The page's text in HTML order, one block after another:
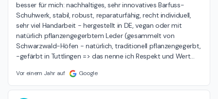
besser für mich: nachhaltiges, sehr innovatives Barfuss-
Schuhwerk, stabil, robust, reparaturfähig, recht individuell,
sehr viel Handarbeit - hergestellt in DE, vegan oder mit
natürlich pflanzengegerbtem Leder (gesammelt von
Schwarzwald-Höfen - natürlich, traditionell pflanzengegerbt,
-gefärbt in Tuttlingen => das nenne ich Respekt und Wert…
Vor einem Jahr auf Google